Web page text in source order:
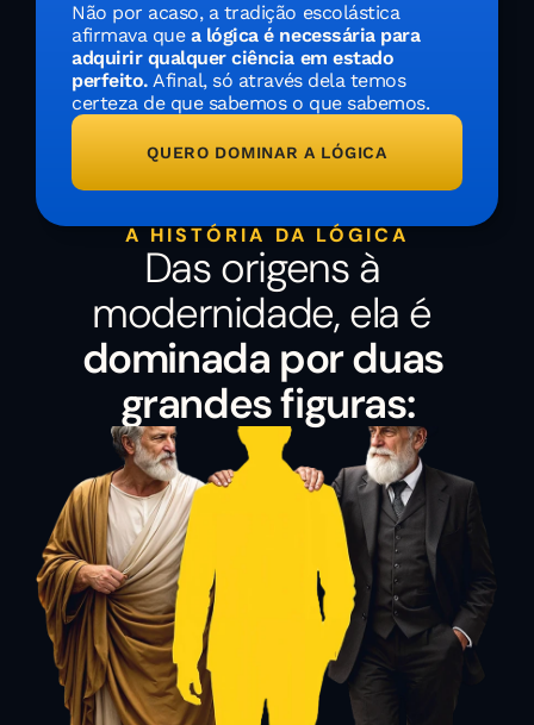
Não por acaso, a tradição escolástica
afirmava que a lógica é necessária para
adquirir qualquer ciência em estado
perfeito. Afinal, só através dela temos
certeza de que sabemos o que sabemos.
QUERO DOMINAR A LÓGICA
A HISTÓRIA DA LÓGICA
Das origens à
dominada por duas
grandes figuras: